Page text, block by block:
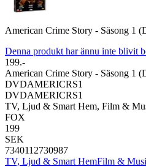
American Crime Story - Säsong 1
Denna produkt har ännu inte blivit
199.-
American Crime Story - Säsong 1
DVDAMERICRS1
DVDAMERICRS1
TV, Ljud & Smart Hem, Film &
FOX
199
SEK
7340112730987
TV, Ljud & Smart HemFilm &